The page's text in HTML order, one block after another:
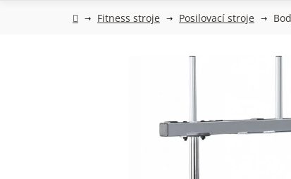
DomůFitness stroje Posilovací stroje